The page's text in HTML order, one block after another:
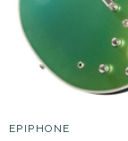
EPIPHONE